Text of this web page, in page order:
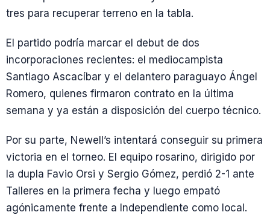
tres para recuperar terreno en la tabla.
El partido podría marcar el debut de dos
incorporaciones recientes: el mediocampista
Santiago Ascacíbar y el delantero paraguayo Ángel
Romero, quienes firmaron contrato en la última
semana y ya están a disposición del cuerpo técnico.
Por su parte, Newell’s intentará conseguir su primera
victoria en el torneo. El equipo rosarino, dirigido por
la dupla Favio Orsi y Sergio Gómez, perdió 2-1 ante
Talleres en la primera fecha y luego empató
agónicamente frente a Independiente como local.